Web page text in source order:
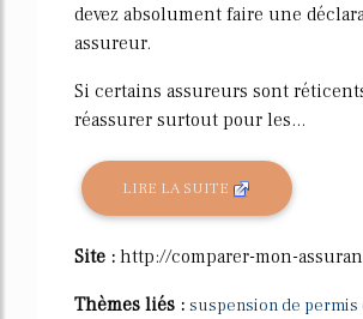
devez absolument faire une
assureur.
Si certains assureurs sont
réassurer surtout pour les...
LIRE LA SUITE
Site : http://comparer-mon-
Thèmes liés : suspension de permis